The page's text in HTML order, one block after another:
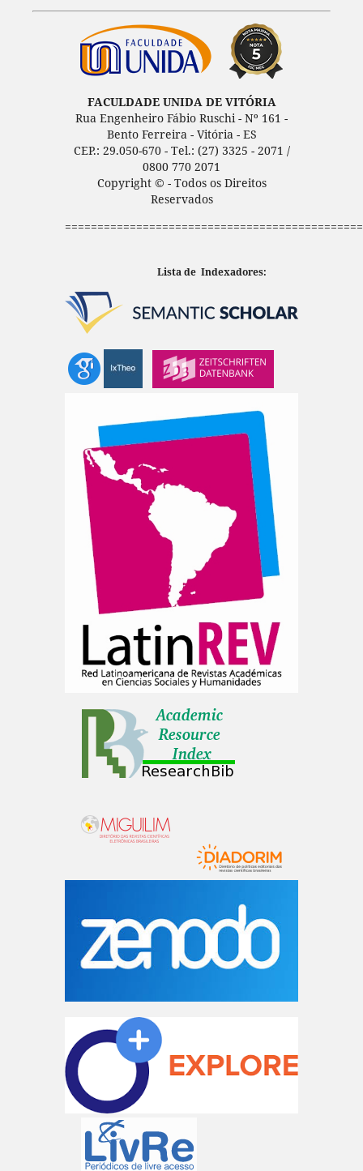
FACULDADE UNIDA DE VITÓRIA
Rua Engenheiro Fábio Ruschi - Nº 161 -
Bento Ferreira - Vitória - ES
CEP.: 29.050-670 - Tel.: (27) 3325 - 2071 /
0800 770 2071
Copyright © - Todos os Direitos
Reservados
Lista de Indexadores: